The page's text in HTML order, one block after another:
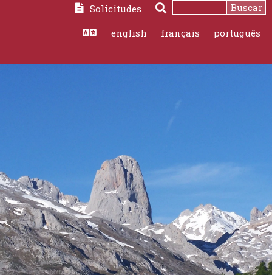
Solicitudes Buscar
english français português